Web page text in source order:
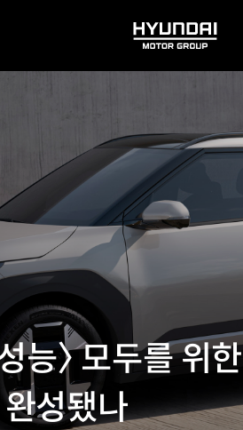
HYUNDAI
MOTOR
능〉 모두를 위
성됐나